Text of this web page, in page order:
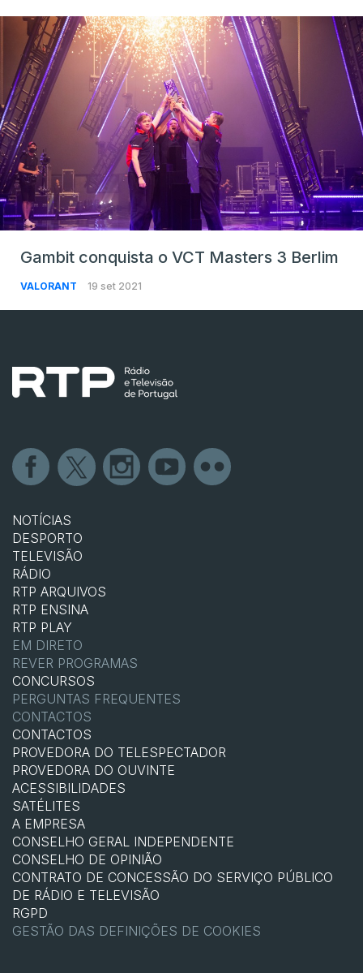
Gambit conquista o VCT Masters 3 Berlim
VALORANT 19 set 2021
NOTÍCIAS
DESPORTO
TELEVISÃO
RÁDIO
RTP ARQUIVOS
RTP ENSINA
RTP PLAY
EM DIRETO
REVER PROGRAMAS
CONCURSOS
PERGUNTAS FREQUENTES
CONTACTOS
CONTACTOS
PROVEDORA DO TELESPECTADOR
PROVEDORA DO OUVINTE
ACESSIBILIDADES
SATÉLITES
A EMPRESA
CONSELHO GERAL INDEPENDENTE
CONSELHO DE OPINIÃO
CONTRATO DE CONCESSÃO DO SERVIÇO PÚBLICO
DE RÁDIO E TELEVISÃO
RGPD
GESTÃO DAS DEFINIÇÕES DE COOKIES